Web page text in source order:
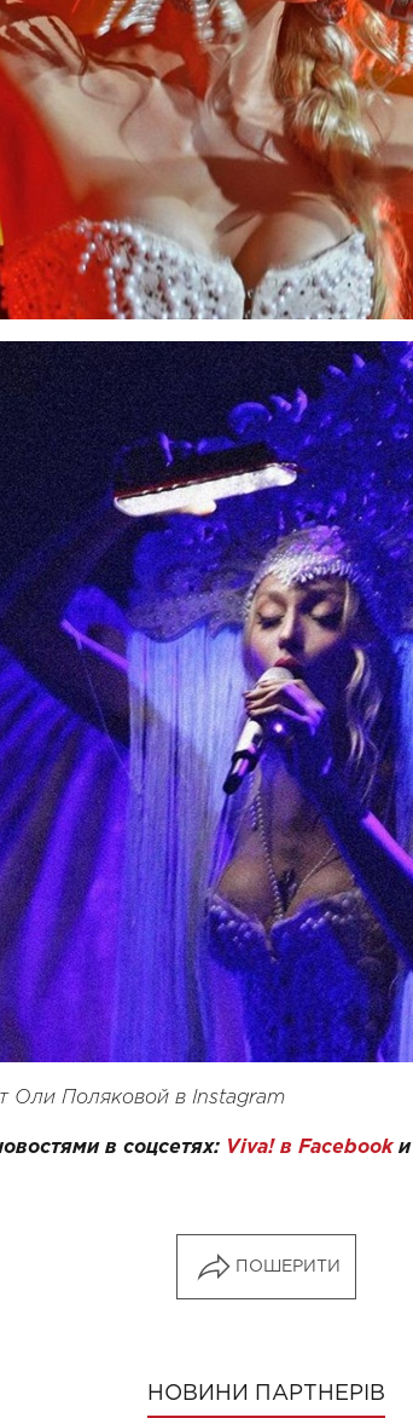
Оли Поляковой в Instagram
в соцсетях: Viva! в Facebookи
ПОШЕРИТИ
НОВИНИ ПАРТНЕРІВ